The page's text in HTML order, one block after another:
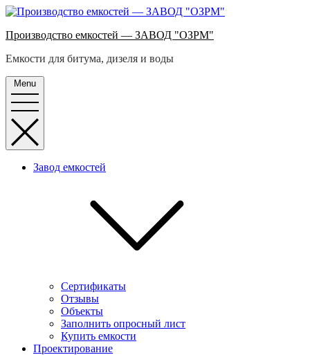
Skip
content
Производство емкостей — ЗАВОД "ОЗРМ"
Емкости для битума, дизеля и воды
Menu
Завод емкостей
Cертификаты
Отзывы
Объекты
Заполнить опросный лист
Купить емкости
Проектирование